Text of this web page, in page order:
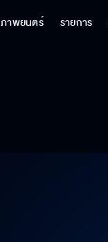
ภาพยนตร์ รายการ